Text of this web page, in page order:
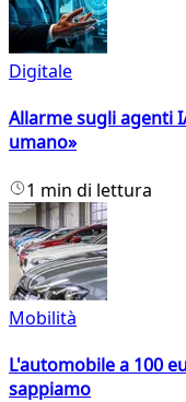
Digitale
Allarme sugli agenti
umano»
1 min di lettura
Mobilità
L'automobile a 100
sappiamo